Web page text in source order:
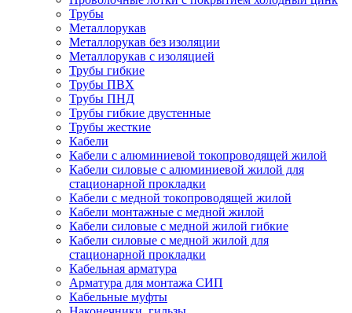
Трубы
Металлорукав
Металлорукав без изоляции
Металлорукав с изоляцией
Трубы гибкие
Трубы ПВХ
Трубы ПНД
Трубы гибкие двустенные
Трубы жесткие
Кабели
Кабели с алюминиевой токопроводящей жилой
Кабели силовые с алюминиевой жилой для
стационарной прокладки
Кабели с медной токопроводящей жилой
Кабели монтажные с медной жилой
Кабели силовые с медной жилой гибкие
Кабели силовые с медной жилой для
стационарной прокладки
Кабельная арматура
Арматура для монтажа СИП
Кабельные муфты